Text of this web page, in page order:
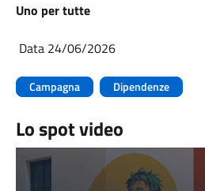
Uno per tutte
Data 24/06/2026
Campagna Dipendenze
Lo spot video